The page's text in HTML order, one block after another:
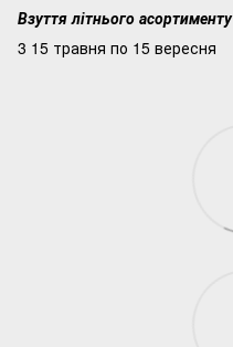
Взуття літнього асортименту
3 15 травня по 15 вересня